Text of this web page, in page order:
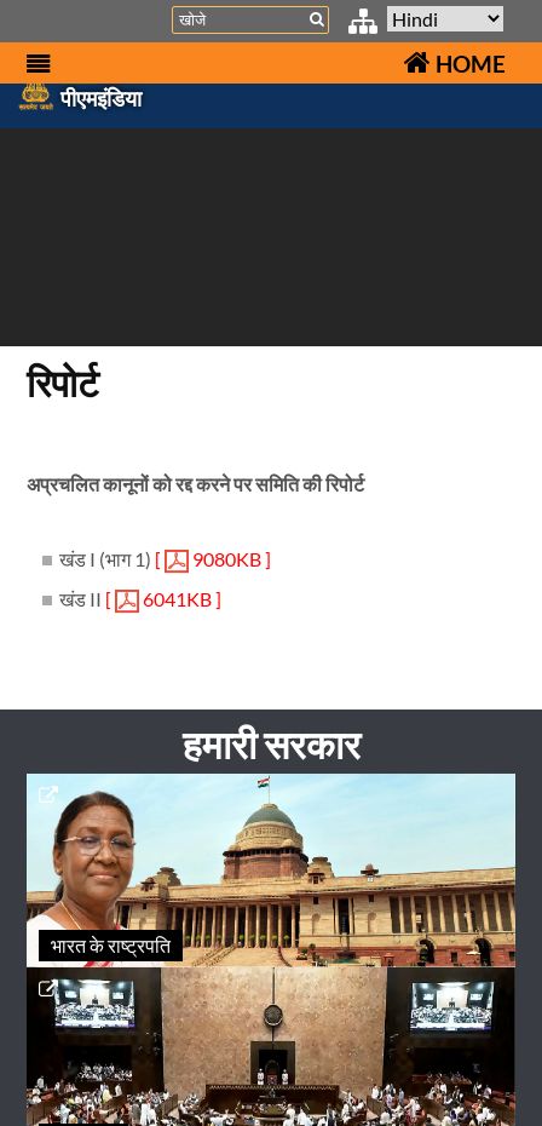
Search
HOME
पीएमइंडिया
रिपोर्ट
अप्रचलित कानूनों को रद्द करने पर समिति की रिपोर्ट
खंड I (भाग 1) [
9080KB ]
खंड II [ 6041KB ]
हमारी सरकार
भारत के राष्ट्रपति